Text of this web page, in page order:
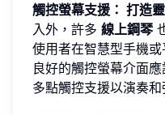
觸控螢幕支援： 打造
入外，許多 線上鋼琴
使用者在智慧型手機
良好的觸控螢幕介面
多點觸控支援以演奏和